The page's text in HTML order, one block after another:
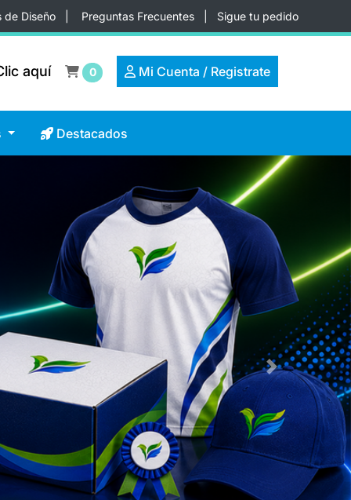
de Diseño Preguntas Frecuentes Sigue tu pedido
aquí
aquí 0 Mi Cuenta / Registrate
Mi Cuenta / Registrate
Destacados
Destacados